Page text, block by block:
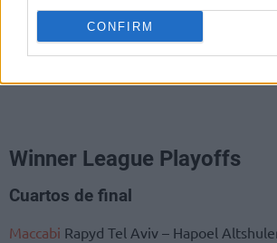
CONFIRM
Winner League Playoffs
Cuartos de final
Maccabi Rapyd Tel Aviv – Hapoel